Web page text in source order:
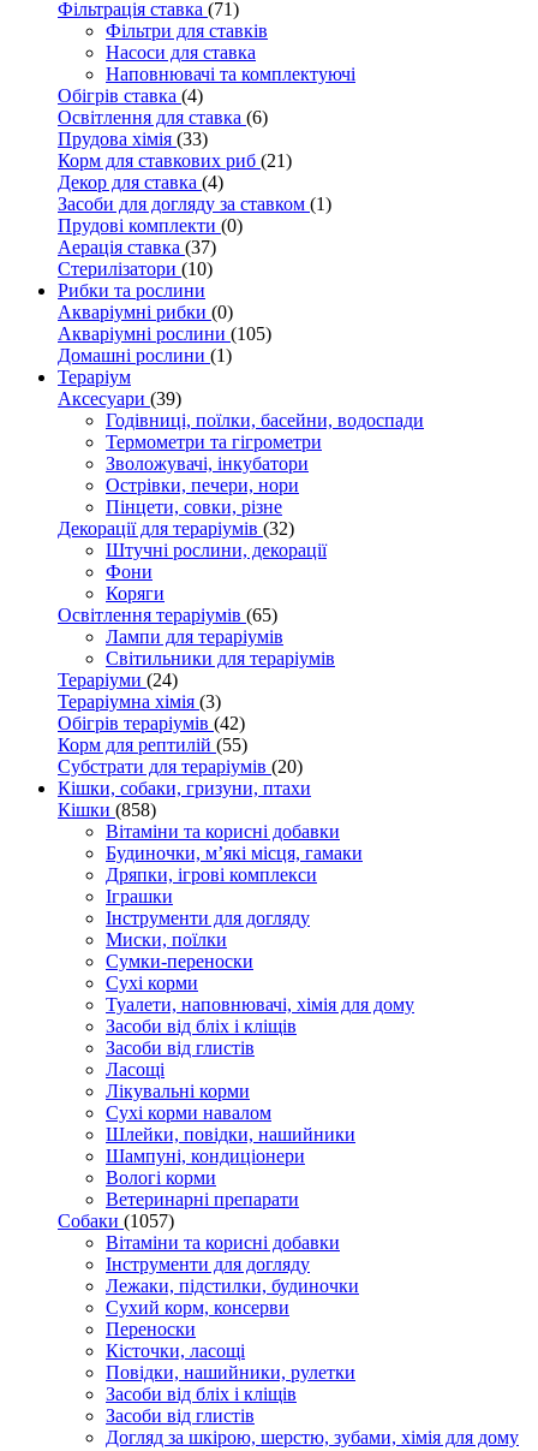
Фільтрація ставка (71)
Фільтри для ставків
Насоси для ставка
Наповнювачі та комплектуючі
Обігрів ставка (4)
Освітлення для ставка (6)
Прудова хімія (33)
Корм для ставкових риб (21)
Декор для ставка (4)
Засоби для догляду за ставком (1)
Прудові комплекти (0)
Аерація ставка (37)
Стерилізатори (10)
Рибки та рослини
Акваріумні рибки (0)
Акваріумні рослини (105)
Домашні рослини (1)
Тераріум
Аксесуари (39)
Годівниці, поїлки, басейни, водоспади
Термометри та гігрометри
Зволожувачі, інкубатори
Острівки, печери, нори
Пінцети, совки, різне
Декорації для тераріумів (32)
Штучні рослини, декорації
Фони
Коряги
Освітлення тераріумів (65)
Лампи для тераріумів
Світильники для тераріумів
Тераріуми (24)
Тераріумна хімія (3)
Обігрів тераріумів (42)
Корм для рептилій (55)
Субстрати для тераріумів (20)
Кішки, собаки, гризуни, птахи
Кішки (858)
Вітаміни та корисні добавки
Будиночки, м’які місця, гамаки
Дряпки, ігрові комплекси
Іграшки
Інструменти для догляду
Миски, поїлки
Сумки-переноски
Сухі корми
Туалети, наповнювачі, хімія для дому
Засоби від бліх і кліщів
Засоби від глистів
Ласощі
Лікувальні корми
Сухі корми навалом
Шлейки, повідки, нашийники
Шампуні, кондиціонери
Вологі корми
Ветеринарні препарати
Собаки (1057)
Вітаміни та корисні добавки
Інструменти для догляду
Лежаки, підстилки, будиночки
Сухий корм, консерви
Переноски
Кісточки, ласощі
Повідки, нашийники, рулетки
Засоби від бліх і кліщів
Засоби від глистів
Догляд за шкірою, шерстю, зубами, хімія для дому